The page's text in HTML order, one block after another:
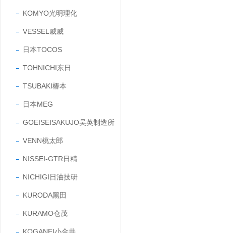
KOMYO光明理化
VESSEL威威
日本TOCOS
TOHNICHI东日
TSUBAKI椿本
日本MEG
GOEISEISAKUJO吴英制造所
VENN桃太郎
NISSEI-GTR日精
NICHIGI日油技研
KURODA黑田
KURAMO仓茂